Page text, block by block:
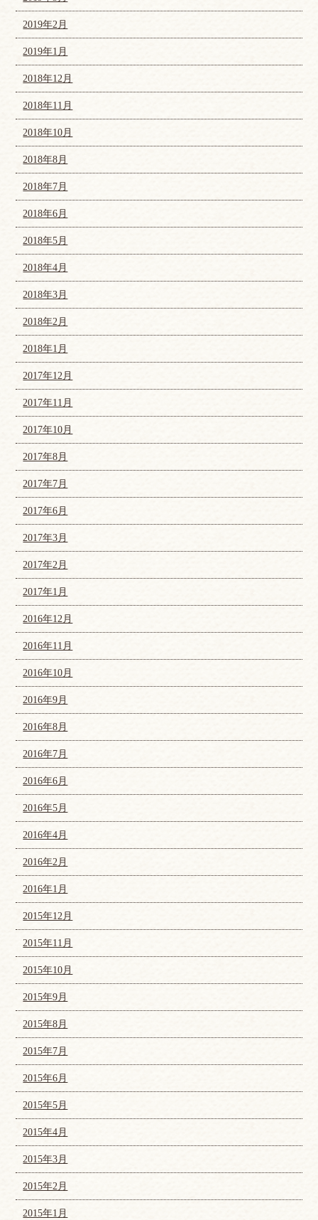
2019年2月
2019年1月
2018年12月
2018年11月
2018年10月
2018年8月
2018年7月
2018年6月
2018年5月
2018年4月
2018年3月
2018年2月
2018年1月
2017年12月
2017年11月
2017年10月
2017年8月
2017年7月
2017年6月
2017年3月
2017年2月
2017年1月
2016年12月
2016年11月
2016年10月
2016年9月
2016年8月
2016年7月
2016年6月
2016年5月
2016年4月
2016年2月
2016年1月
2015年12月
2015年11月
2015年10月
2015年9月
2015年8月
2015年7月
2015年6月
2015年5月
2015年4月
2015年3月
2015年2月
2015年1月